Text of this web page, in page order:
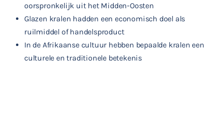
oorspronkelijk uit het Midden-Oosten
Glazen kralen hadden een economisch doel als
ruilmiddel of handelsproduct
In de Afrikaanse cultuur hebben bepaalde kralen een
culturele en traditionele betekenis